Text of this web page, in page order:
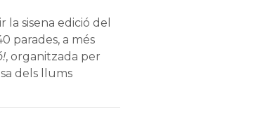
la sisena edició del
parades, a més
, organitzada per
dels llums